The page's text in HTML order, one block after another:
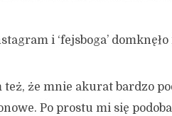
i ‘fejsboga’
że mnie akurat bardzo
Po prostu mi się